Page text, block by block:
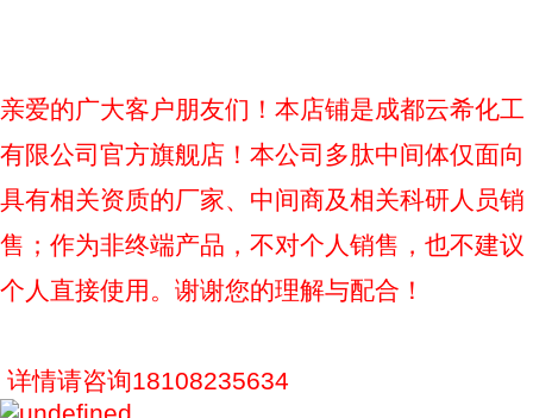
亲爱的广大客户朋友们！本店铺是成都云希化工
有限公司官方旗舰店！本公司多肽中间体仅面向
具有相关资质的厂家、中间商及相关科研人员销
售；作为非终端产品，不对个人销售，也不建议
个人直接使用。谢谢您的理解与配合！
详情请咨询18108235634